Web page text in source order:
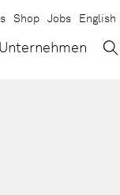
Unternehmen
Shop Jobs English
→ ×